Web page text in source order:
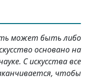
может быть либо
основано на
С искусства все
чтобы